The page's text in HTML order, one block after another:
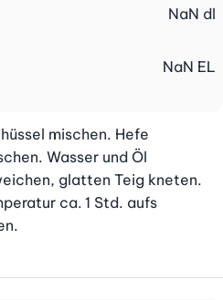
NaN dl
NaN EL
mischen. Hefe
Wasser und Öl
glatten Teig kneten.
ca. 1 Std. aufs